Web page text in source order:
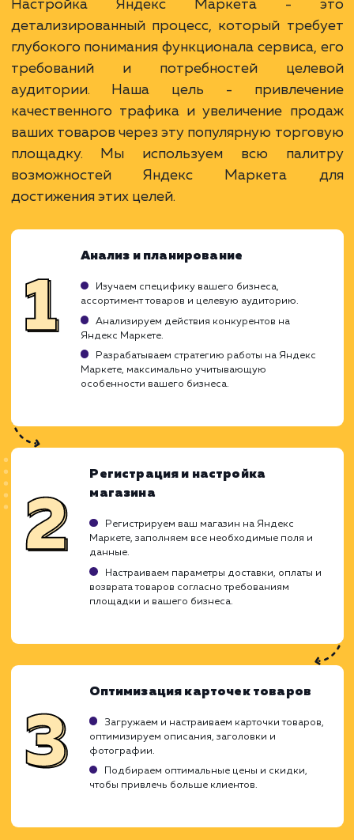
Преимущества
Привлечение покупателей на товарные
запросы.
Возможность сравнения с конкурентами.
Широкий охват и доступ к большой
аудитории.
Ограничения
Высокая конкуренция и цена за клик.
Требуется качественная оптимизация
товаров.
Ход работ
Настройка Яндекс Маркета -
детализированный процесс, который
глубокого понимания функционала